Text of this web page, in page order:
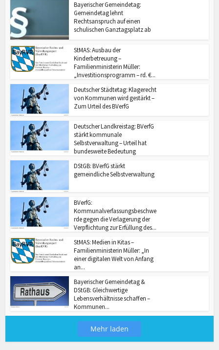
Bayerischer Gemeindetag:
Gemeindetag lehnt
Rechtsanspruch auf einen
schulischen Ganztagsplatz ab
StMAS: Ausbau der
Kinderbetreuung –
Familienministerin Müller:
„Investitionsprogramm – rd. €...
Deutscher Städtetag: Klagerecht
von Kommunen wird gestärkt –
Zum Urteil des BVerfG
Deutscher Landkreistag: BVerfG
stärkt kommunale
Selbstverwaltung – Urteil hat
bundesweite Bedeutung
DStGB: BVerfG stärkt
gemeindliche Selbstverwaltung
BVerfG:
Kommunalverfassungsbeschwe
rde gegen die Verlagerung der
Verpflichtung zur Erfüllung des...
StMAS: Medien in Kitas –
Familienministerin Müller: „In
einer digitalen Welt von Anfang
an...
Bayerischer Gemeindetag &
DStGB: Gleichwertige
Lebensverhältnisse schaffen –
Kommunen...
Mehr laden